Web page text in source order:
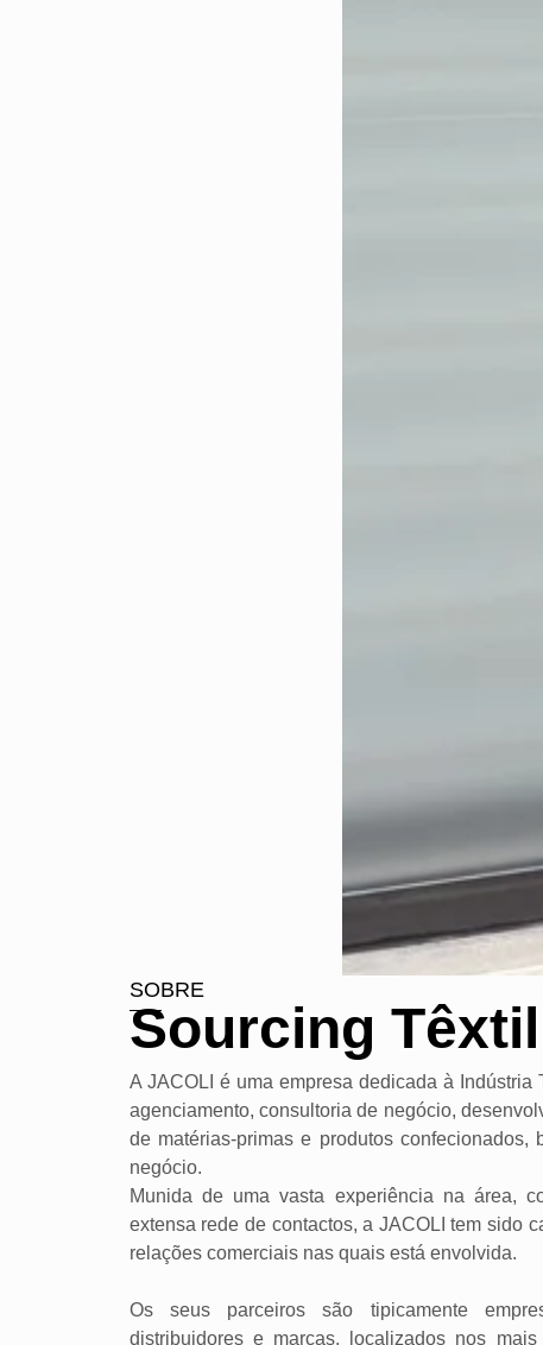
SOBRE
Sourcing Têxtil
A JACOLI é uma empresa dedicada à Indústria
agenciamento, consultoria de negócio,
de matérias-primas e produtos confecionados,
negócio.
Munida de uma vasta experiência na área,
extensa rede de contactos, a JACOLI tem sido
relações comerciais nas quais está envolvida.
Os seus parceiros são tipicamente
distribuidores e marcas, localizados nos